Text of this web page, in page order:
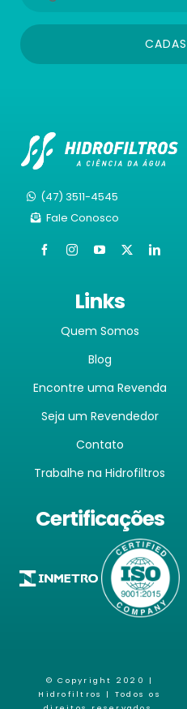
(47) 3511-4545
Fale Conosco
Links
Quem Somos
Blog
Encontre uma Revenda
Seja um Revendedor
Contato
Trabalhe na Hidrofiltros
Certificações
© Copyright 2020 |
Hidrofiltros
| Todos os